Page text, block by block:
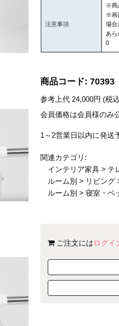
注意事項
※商
※画
場合
あら
0
商品コード: 70393
参考上代 24,000円 (税
会員価格は会員様のみ
1～2営業日以内に発送
関連カテゴリ:
インテリア家具 > テ
ルーム別 > リビング
ルーム別 >寝室・ベ
ご注文にはログイ